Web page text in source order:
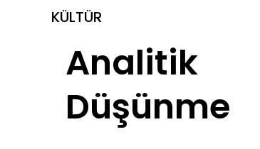
KÜLTÜR
Analitik
Düşünme